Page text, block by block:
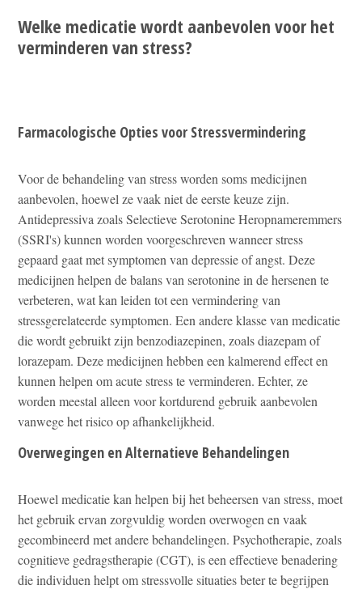
Welke medicatie wordt aanbevolen voor het
verminderen van stress?
Farmacologische Opties voor Stressvermindering
Voor de behandeling van stress worden soms medicijnen
aanbevolen, hoewel ze vaak niet de eerste keuze zijn.
Antidepressiva zoals Selectieve Serotonine Heropnameremmers
(SSRI's) kunnen worden voorgeschreven wanneer stress
gepaard gaat met symptomen van depressie of angst. Deze
medicijnen helpen de balans van serotonine in de hersenen te
verbeteren, wat kan leiden tot een vermindering van
stressgerelateerde symptomen. Een andere klasse van medicatie
die wordt gebruikt zijn benzodiazepinen, zoals diazepam of
lorazepam. Deze medicijnen hebben een kalmerend effect en
kunnen helpen om acute stress te verminderen. Echter, ze
worden meestal alleen voor kortdurend gebruik aanbevolen
vanwege het risico op afhankelijkheid.
Overwegingen en Alternatieve Behandelingen
Hoewel medicatie kan helpen bij het beheersen van stress, moet
het gebruik ervan zorgvuldig worden overwogen en vaak
gecombineerd met andere behandelingen. Psychotherapie, zoals
cognitieve gedragstherapie (CGT), is een effectieve benadering
die individuen helpt om stressvolle situaties beter te begrijpen